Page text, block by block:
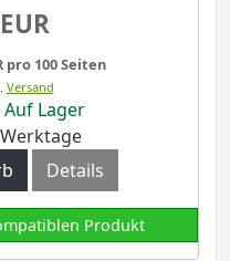
pro 100 Seiten
Versand
Auf Lager
Details
Produkt